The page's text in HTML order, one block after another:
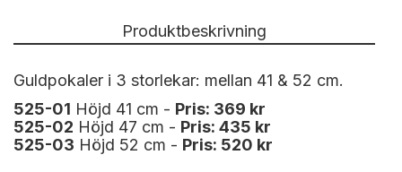
Produktbeskrivning
Guldpokaler i 3 storlekar: mellan 41 & 52 cm.
525-01 Höjd 41 cm - Pris: 369 kr
525-02 Höjd 47 cm - Pris: 435 kr
525-03 Höjd 52 cm - Pris: 520 kr